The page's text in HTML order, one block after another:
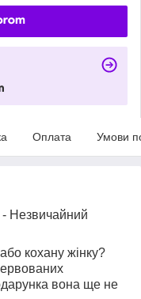
Оплата Умови
Незвичайний
кохану жінку?
вона ще не